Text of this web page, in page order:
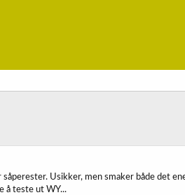
Usikker, men smaker både det
å teste ut WY...